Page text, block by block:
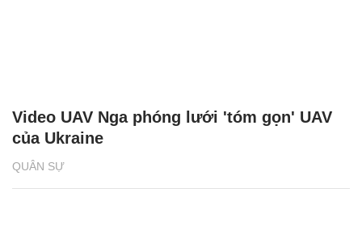
QUÂN SỰ
Video UAV Nga phóng lưới 'tóm gọn' UAV
của Ukraine